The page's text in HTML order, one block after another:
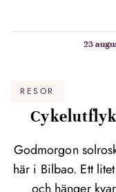
23
RESOR
Godmorgon
här i Bilbao. Ett